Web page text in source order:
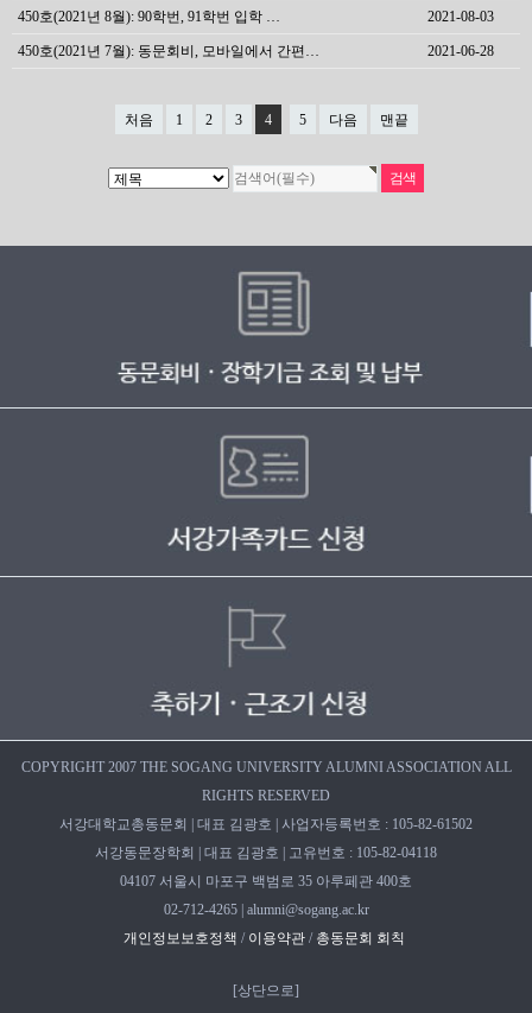
450호(2021년 8월): 90학번, 91학번 입학 … 2021-08-03
450호(2021년 7월): 동문회비, 모바일에서 간편… 2021-06-28
처음 1 2 3 4 5 다음 맨끝
COPYRIGHT 2007 THE SOGANG UNIVERSITY ALUMNI ASSOCIATION ALL
RIGHTS RESERVED
서강대학교총동문회 | 대표 김광호 | 사업자등록번호 : 105-82-61502
서강동문장학회 | 대표 김광호 | 고유번호 : 105-82-04118
04107 서울시 마포구 백범로 35 아루페관 400호
02-712-4265 | alumni@sogang.ac.kr
개인정보보호정책 / 이용약관 / 총동문회 회칙
[상단으로]